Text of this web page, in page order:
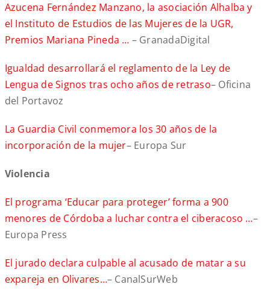
Azucena Fernández Manzano, la asociación Alhalba y
el Instituto de Estudios de las Mujeres de la UGR,
Premios Mariana Pineda … – GranadaDigital
Igualdad desarrollará el reglamento de la Ley de
Lengua de Signos tras ocho años de retraso– Oficina
del Portavoz
La Guardia Civil conmemora los 30 años de la
incorporación de la mujer– Europa Sur
Violencia
El programa ‘Educar para proteger’ forma a 900
menores de Córdoba a luchar contra el ciberacoso …–
Europa Press
El jurado declara culpable al acusado de matar a su
expareja en Olivares…– CanalSurWeb